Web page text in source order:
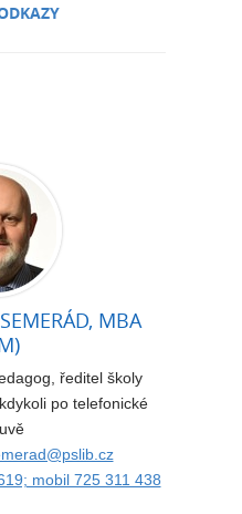
MBA
ředitel školy
kdykoli po telefonické
mobil 725 311 438